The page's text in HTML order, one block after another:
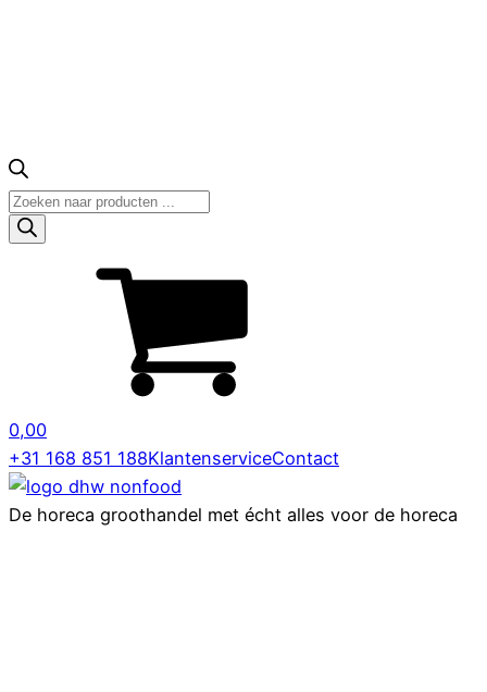
Producten
zoeken
0,00
+31 168 851 188KlantenserviceContact
De horeca groothandel met écht alles voor de horeca